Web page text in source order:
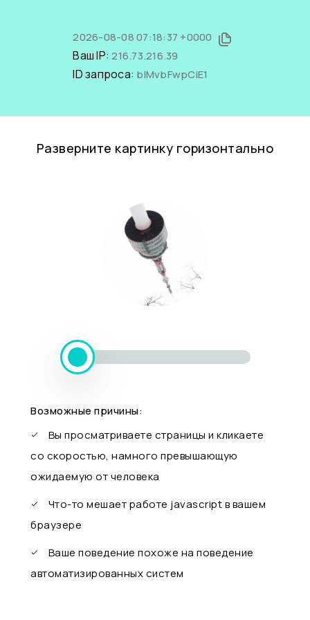
2026-08-08 07:18:37 +0000
Ваш IP:216.73.216.39
ID запроса: bIMvbFwpCiE1
Разверните картинку горизонтально
Возможные причины:
Вы просматриваете страницы и кликаете
со скоростью, намного превышающую
ожидаемую от человека
Что-то мешает работе javascript в вашем
браузере
Ваше поведение похоже на поведение
автоматизированных систем